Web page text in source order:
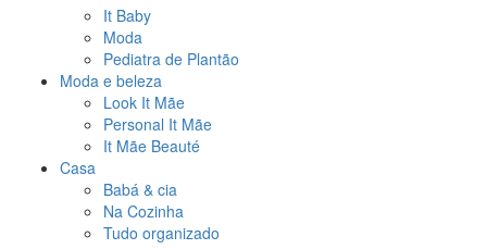
It Baby
Moda
Pediatra de Plantão
Moda e beleza
Look It Mãe
Personal It Mãe
It Mãe Beauté
Casa
Babá & cia
Na Cozinha
Tudo organizado